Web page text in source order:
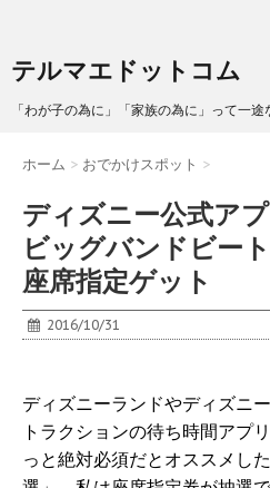
テルマエドットコム
「わが子の為に」「家族の為に」って一途
ホーム > おでかけスポット >
ディズニー公式ア
ビッグバンドビー
座席指定ゲット
2016/10/31
ディズニーランドやディズニ
トラクションの待ち時間アプ
っと絶対必須だとオススメし